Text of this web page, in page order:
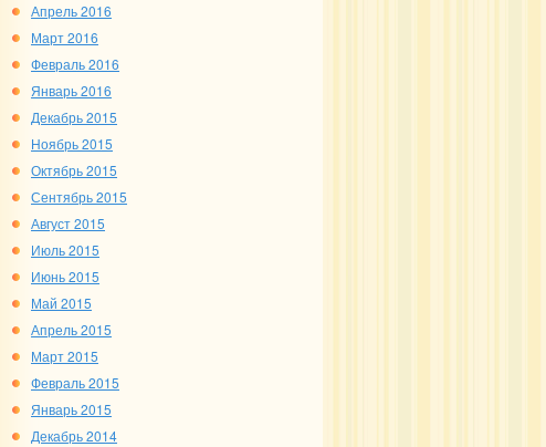
Апрель 2016
Март 2016
Февраль 2016
Январь 2016
Декабрь 2015
Ноябрь 2015
Октябрь 2015
Сентябрь 2015
Август 2015
Июль 2015
Июнь 2015
Май 2015
Апрель 2015
Март 2015
Февраль 2015
Январь 2015
Декабрь 2014